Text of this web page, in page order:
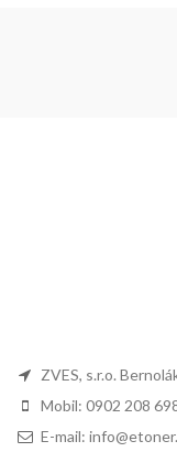
ZVES, s.r.o.
Mobil: 0902 208
E-mail: